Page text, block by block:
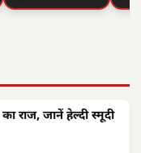
राज, जानें हेल्दी स्मूदी